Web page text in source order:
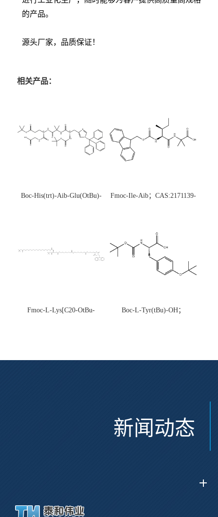
的产品。
源头厂家，品质保证！
相关产品：
Boc-His(trt)-Aib-Glu(OtBu)-
Fmoc-Ile-Aib；CAS:2171139-
Fmoc-L-Lys[C20-OtBu-
Boc-L-Tyr(tBu)-OH；
新闻动态